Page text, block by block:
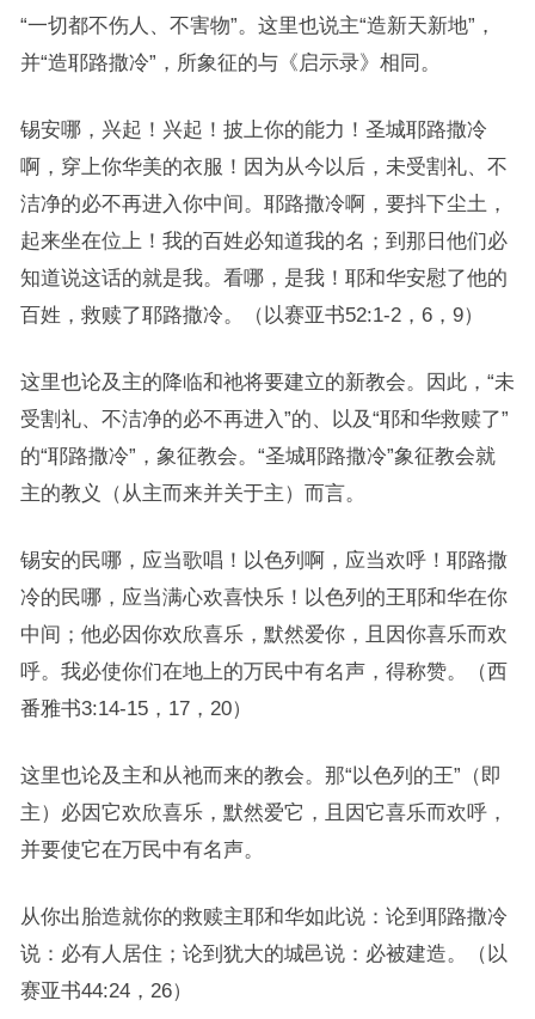
“一切都不伤人、不害物”。这里也说主“造新天新地”，
并“造耶路撒冷”，所象征的与《启示录》相同。
锡安哪，兴起！兴起！披上你的能力！圣城耶路撒冷
啊，穿上你华美的衣服！因为从今以后，未受割礼、不
洁净的必不再进入你中间。耶路撒冷啊，要抖下尘土，
起来坐在位上！我的百姓必知道我的名；到那日他们必
知道说这话的就是我。看哪，是我！耶和华安慰了他的
百姓，救赎了耶路撒冷。（以赛亚书52:1-2，6，9）
这里也论及主的降临和祂将要建立的新教会。因此，“未
受割礼、不洁净的必不再进入”的、以及“耶和华救赎了”
的“耶路撒冷”，象征教会。“圣城耶路撒冷”象征教会就
主的教义（从主而来并关于主）而言。
锡安的民哪，应当歌唱！以色列啊，应当欢呼！耶路撒
冷的民哪，应当满心欢喜快乐！以色列的王耶和华在你
中间；他必因你欢欣喜乐，默然爱你，且因你喜乐而欢
呼。我必使你们在地上的万民中有名声，得称赞。（西
番雅书3:14-15，17，20）
这里也论及主和从祂而来的教会。那“以色列的王”（即
主）必因它欢欣喜乐，默然爱它，且因它喜乐而欢呼，
并要使它在万民中有名声。
从你出胎造就你的救赎主耶和华如此说：论到耶路撒冷
说：必有人居住；论到犹大的城邑说：必被建造。（以
赛亚书44:24，26）